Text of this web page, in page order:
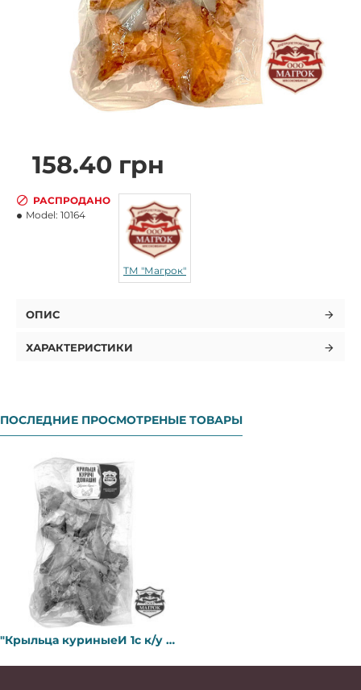
158.40 грн
РАСПРОДАНО
Model: 10164
ТМ "Магрок"
ОПИС
ХАРАКТЕРИСТИКИ
ПОСЛЕДНИЕ ПРОСМОТРЕНЫЕ ТОВАРЫ
"Крыльца куриныеИ 1с к/у Домашние (Газ-1,0) ТМ "Магрок"